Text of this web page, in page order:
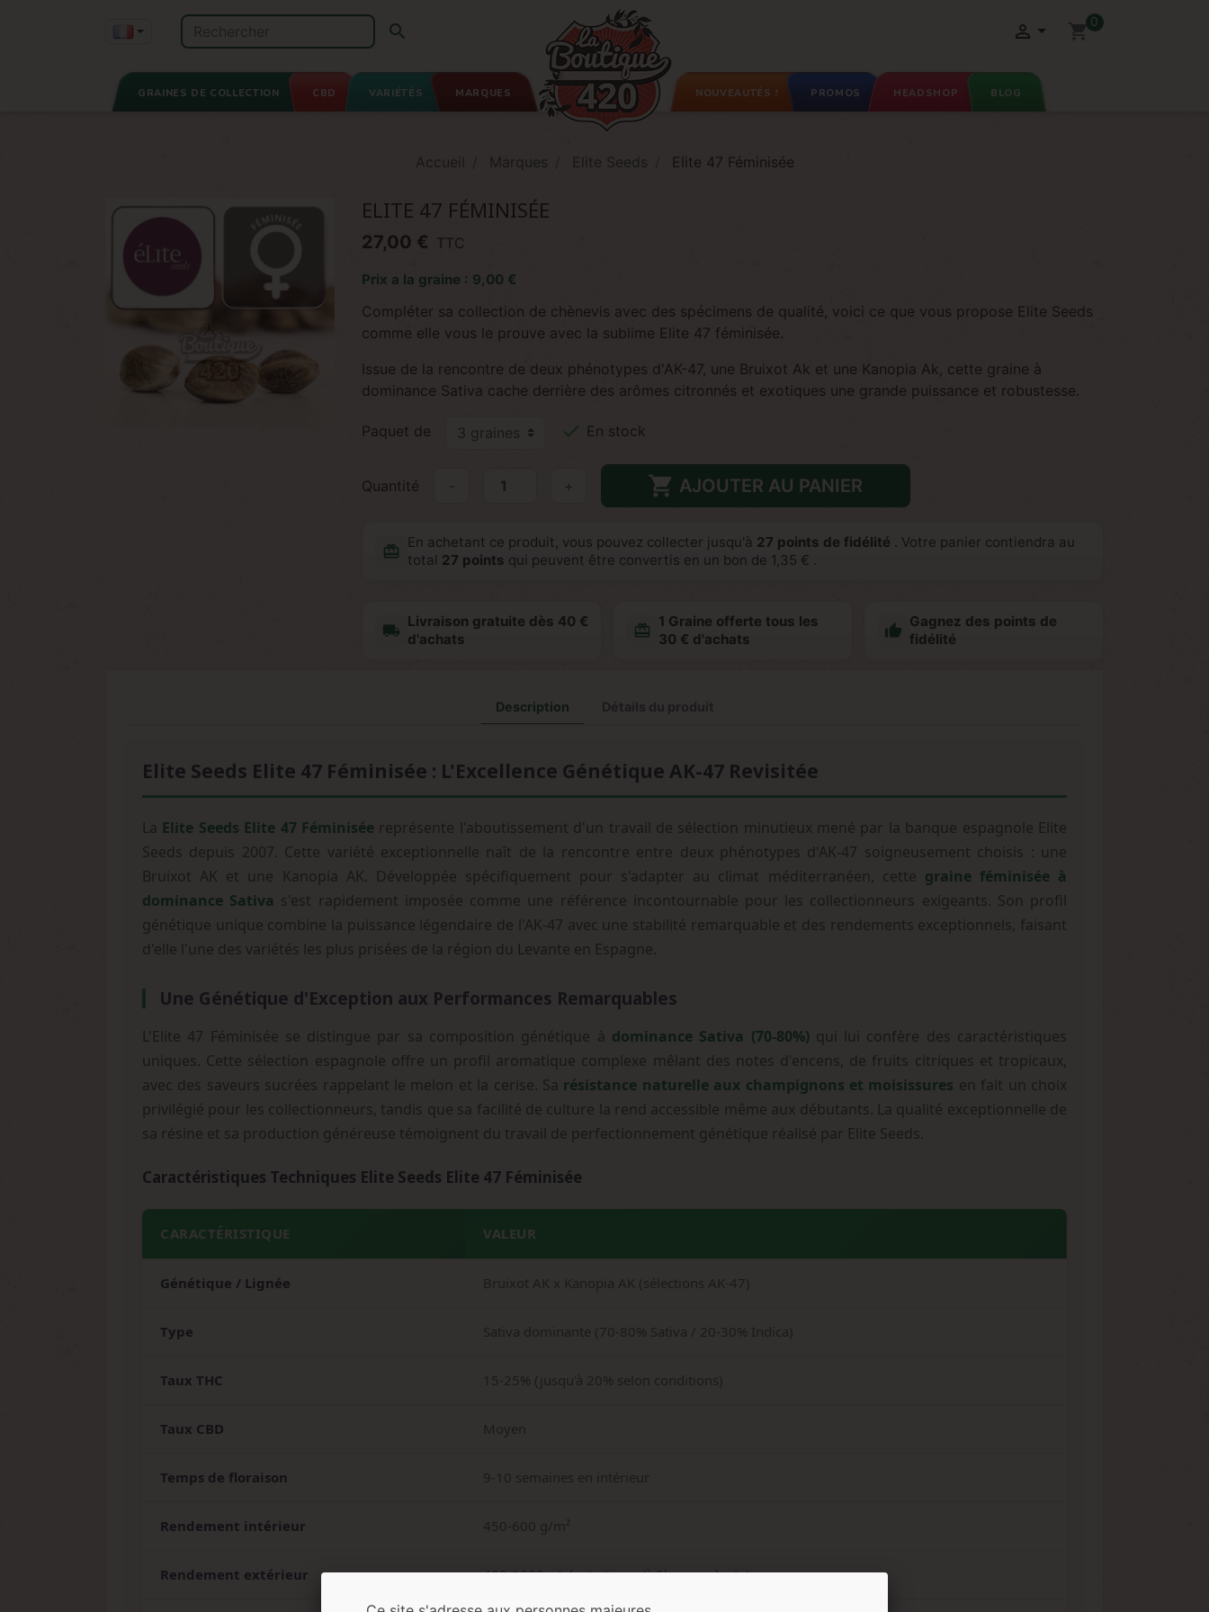
  shopping_cart0
GRAINES DE COLLECTION CBD VARIÉTÉS MARQUES NOUVEAUTÉS ! PROMOS HEADSHOP BLOG
Accueil Marques Elite Seeds Elite 47 Féminisée
ELITE 47 FÉMINISÉE
27,00 € TTC
Prix a la graine : 9,00 €
Compléter sa collection de chènevis avec des spécimens de qualité, voici ce que vous propose Elite Seeds
comme elle vous le prouve avec la sublime Elite 47 féminisée.
Issue de la rencontre de deux phénotypes d'AK-47, une Bruixot Ak et une Kanopia Ak, cette graine à
dominance Sativa cache derrière des arômes citronnés et exotiques une grande puissance et robustesse.
Paquet de  En stock
Quantité +  AJOUTER AU PANIER
redeem
En achetant ce produit, vous pouvez collecter jusqu'à 27 points de fidélité . Votre panier contiendra au
total 27 points qui peuvent être convertis en un bon de 1,35 € .
local_shipping
Livraison gratuite dès 40 €
d'achats
redeem
1 Graine offerte tous les
30 € d'achats

Gagnez des points de
fidélité
Description
Elite Seeds Elite 47 Féminisée : L'Excellence Génétique AK-47 Revisitée
La Elite Seeds Elite 47 Féminiséereprésente l'aboutissement d'un travail de sélection minutieux mené par la banque espagnole Elite
Seeds depuis 2007. Cette variété exceptionnelle naît de la rencontre entre deux phénotypes d'AK-47 soigneusement choisis : une
Bruixot AK et une Kanopia AK. Développée spécifiquement pour s'adapter au climat méditerranéen, cette graine féminisée à
dominance Sativa s'est rapidement imposée comme une référence incontournable pour les collectionneurs exigeants. Son profil
génétique unique combine la puissance légendaire de l'AK-47 avec une stabilité remarquable et des rendements exceptionnels, faisant
d'elle l'une des variétés les plus prisées de la région du Levante en Espagne.
Une Génétique d'Exception aux Performances Remarquables
L'Elite 47 Féminisée se distingue par sa composition génétique à dominance Sativa (70-80%)qui lui confère des caractéristiques
uniques. Cette sélection espagnole offre un profil aromatique complexe mêlant des notes d'encens, de fruits citriques et tropicaux,
avec des saveurs sucrées rappelant le melon et la cerise. Sa résistance naturelle aux champignons et moisissures en fait un choix
privilégié pour les collectionneurs, tandis que sa facilité de culture la rend accessible même aux débutants. La qualité exceptionnelle de
sa résine et sa production généreuse témoignent du travail de perfectionnement génétique réalisé par Elite Seeds.
Caractéristiques Techniques Elite Seeds Elite 47 Féminisée
CARACTÉRISTIQUE VALEUR
Génétique / Lignée Bruixot AK x Kanopia AK (sélections AK-47)
Type Sativa dominante (70-80% Sativa / 20-30% Indica)
Taux THC 15-25% (jusqu'à 20% selon conditions)
Taux CBD Moyen
Temps de floraison 9-10 semaines en intérieur
Rendement intérieur 450-600 g/m²
Rendement extérieur 400-1000 g/plante (jusqu'à 3kg par plante)